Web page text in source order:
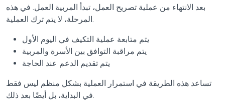
بعد الانتهاء من عملية تصريح العمل، تبدأ المربية العمل. في هذه
المرحلة، لا يتم ترك العملية.
يتم متابعة عملية التكيف في اليوم الأول
يتم مراقبة التوافق بين الأسرة والمربية
يتم تقديم الدعم عند الحاجة
تساعد هذه الطريقة في استمرار العملية بشكل منظم ليس فقط
في البداية، بل أيضًا بعد ذلك.